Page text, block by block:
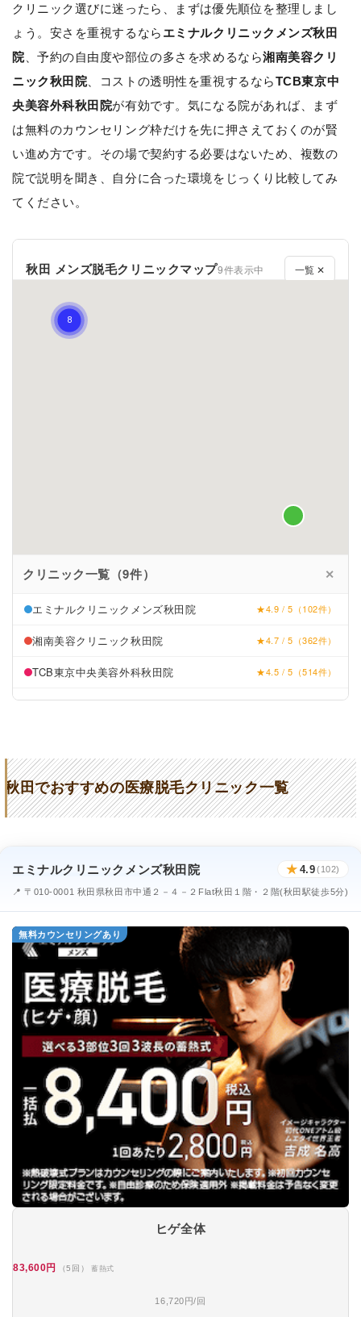
クリニック選びに迷ったら、まずは優先順位を整理しまし
ょう。安さを重視するなら エミナルクリニックメンズ秋田
院、予約の自由度や部位の多さを求めるなら湘南美容クリ
ニック秋田院、コストの透明性を重視するならTCB東京中
央美容外科秋田院が有効です。気になる院があれば、まず
は無料のカウンセリング枠だけを先に押さえておくのが賢
い進め方です。その場で契約する必要はないため、複数の
院で説明を聞き、自分に合った環境をじっくり比較してみ
てください。
秋田 メンズ脱毛クリニックマップ9件表示中 一覧 ✕
クリニック一覧（9件） ✕
エミナルクリニックメンズ秋田院 ★4.9 / 5（102件）
湘南美容クリニック秋田院 ★4.7 / 5（362件）
TCB東京中央美容外科秋田院 ★4.5 / 5（514件）
AdeBクリニック ★4.6 / 5（251件）
皮膚科岡田医院 ★2.6 / 5（62件）
後藤内科医院 ★3.0 / 5（6件）
メンズブランクリニック 秋田院
秋田でおすすめの医療脱毛クリニック一覧
エミナルクリニックメンズ秋田院 ★ 4.9(102)
📍 〒010-0001 秋田県秋田市中通２－４－２Flat秋田１階・２階(秋田駅徒歩5分)
無料カウンセリングあり
ヒゲ全体
83,600円 （5回） 蓄熱式
16,720円/回